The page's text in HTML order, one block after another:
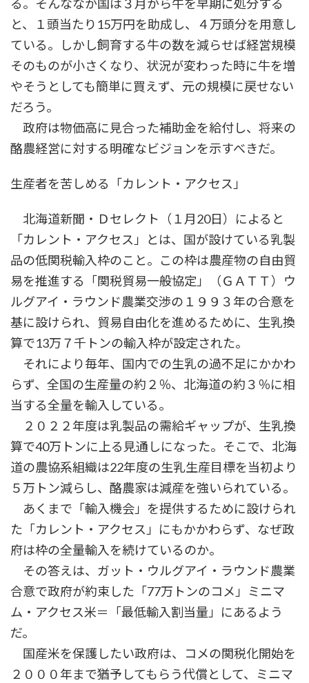
る。そんななか国は３月から牛を早期に処分する
と、１頭当たり15万円を助成し、４万頭分を用意し
ている。しかし飼育する牛の数を減らせば経営規模
そのものが小さくなり、状況が変わった時に牛を増
やそうとしても簡単に買えず、元の規模に戻せない
だろう。
政府は物価高に見合った補助金を給付し、将来の
酪農経営に対する明確なビジョンを示すべきだ。
生産者を苦しめる「カレント・アクセス」
北海道新聞・Ｄセレクト（１月20日）によると
「カレント・アクセス」とは、国が設けている乳製
品の低関税輸入枠のこと。この枠は農産物の自由貿
易を推進する「関税貿易一般協定」（ＧＡＴＴ）ウ
ルグアイ・ラウンド農業交渉の１９９３年の合意を
基に設けられ、貿易自由化を進めるために、生乳換
算で13万７千トンの輸入枠が設定された。
それにより毎年、国内での生乳の過不足にかかわ
らず、全国の生産量の約２％、北海道の約３％に相
当する全量を輸入している。
２０２２年度は乳製品の需給ギャップが、生乳換
算で40万トンに上る見通しになった。そこで、北海
道の農協系組織は22年度の生乳生産目標を当初より
５万トン減らし、酪農家は減産を強いられている。
あくまで「輸入機会」を提供するために設けられ
た「カレント・アクセス」にもかかわらず、なぜ政
府は枠の全量輸入を続けているのか。
その答えは、ガット・ウルグアイ・ラウンド農業
合意で政府が約束した「77万トンのコメ」ミニマ
ム・アクセス米＝「最低輸入割当量」にあるよう
だ。
国産米を保護したい政府は、コメの関税化開始を
２０００年まで猶予してもらう代償として、ミニマ